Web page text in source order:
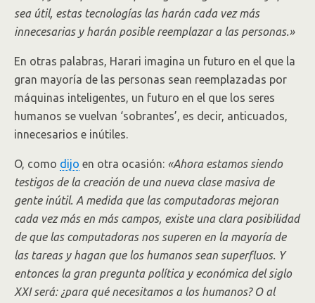
sea útil, estas tecnologías las harán cada vez más
innecesarias y harán posible reemplazar a las personas.»
En otras palabras, Harari imagina un futuro en el que la
gran mayoría de las personas sean reemplazadas por
máquinas inteligentes, un futuro en el que los seres
humanos se vuelvan ‘sobrantes’, es decir, anticuados,
innecesarios e inútiles.
O, como dijo en otra ocasión: «Ahora estamos siendo
testigos de la creación de una nueva clase masiva de
gente inútil. A medida que las computadoras mejoran
cada vez más en más campos, existe una clara posibilidad
de que las computadoras nos superen en la mayoría de
las tareas y hagan que los humanos sean superfluos. Y
entonces la gran pregunta política y económica del siglo
XXI será: ¿para qué necesitamos a los humanos? O al